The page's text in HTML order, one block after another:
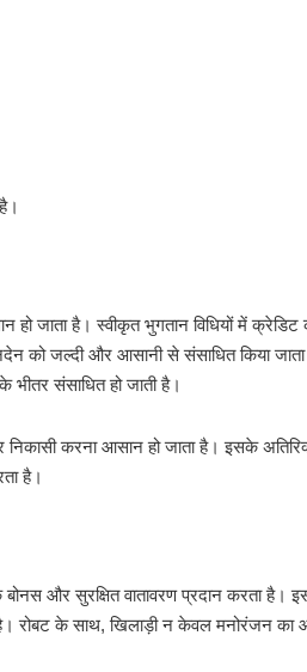
जाता है। स्वीकृत भुगतान विधियों में क्रेडिट
को जल्दी और आसानी से संसाधित किया
संसाधित हो जाती है।
निकासी करना आसान हो जाता है। इसके
है।
और सुरक्षित वातावरण प्रदान करता है।
है। रोबट के साथ, खिलाड़ी न केवल मनोरंजन